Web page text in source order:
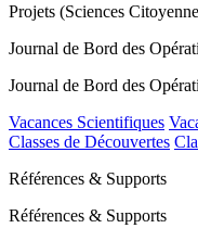
Projets (Sciences
Journal de Bord des
Journal de Bord des
Vacances Scientifiques
Classes de Découvertes
Références & Supports
Références & Supports